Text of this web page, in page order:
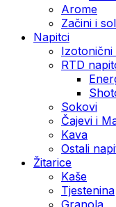
Arome
Začini i sol
Napitci
Izotonični
RTD
Sokovi
Čajevi i
Kava
Ostali
Žitarice
Kaše
Tjestenina
Granola